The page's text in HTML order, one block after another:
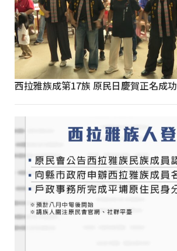
西拉雅族成第17族 原民日慶賀正名成功